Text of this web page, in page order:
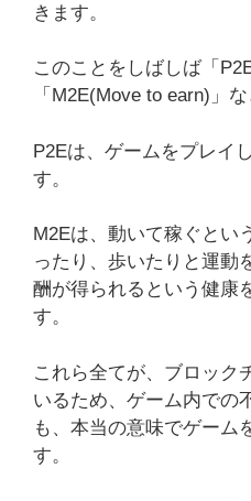
きます。
このことをしばしば「
「M2E(Move to earn)」
P2Eは、ゲームをプレイ
す。
M2Eは、動いて稼ぐとい
ったり、歩いたりと運動
酬が得られるという健康
す。
これら全てが、ブロック
いるため、ゲーム内での
も、本当の意味でゲーム
す。